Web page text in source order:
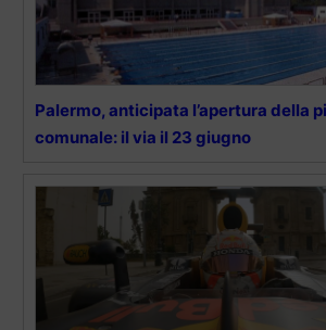
Palermo, anticipata l’apertura della
comunale: il via il 23 giugno